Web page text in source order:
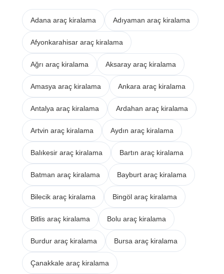
Adana araç kiralama Adıyaman araç kiralama
Afyonkarahisar araç kiralama
Ağrı araç kiralama Aksaray araç kiralama
Amasya araç kiralama Ankara araç kiralama
Antalya araç kiralama Ardahan araç kiralama
Artvin araç kiralama Aydın araç kiralama
Balıkesir araç kiralama Bartın araç kiralama
Batman araç kiralama Bayburt araç kiralama
Bilecik araç kiralama Bingöl araç kiralama
Bitlis araç kiralama Bolu araç kiralama
Burdur araç kiralama Bursa araç kiralama
Çanakkale araç kiralama